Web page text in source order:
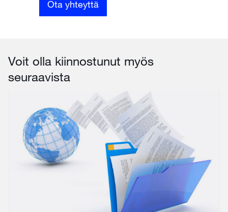
Ota yhteyttä
Voit olla kiinnostunut myös
seuraavista